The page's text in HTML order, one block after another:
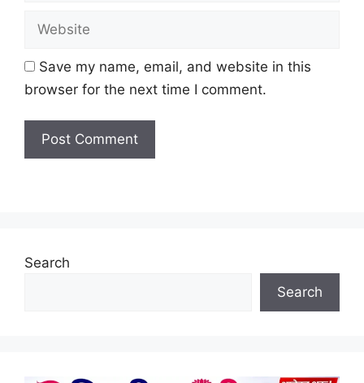
Save my name, email, and website in this
browser for the next time I comment.
Search
Search